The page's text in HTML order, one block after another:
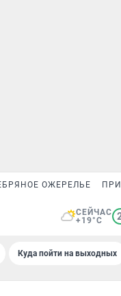
ОЖЕРЕЛЬЕ
СЕЙЧАС
+19°C
Куда пойти на выходных